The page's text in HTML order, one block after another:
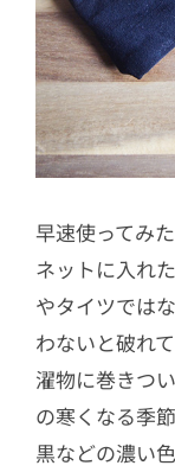
早速使ってみ
ネットに入れ
やタイツでは
わないと破れ
濯物に巻きつ
の寒くなる季
黒などの濃い